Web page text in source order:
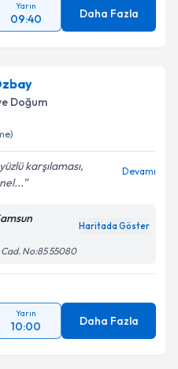
Yarın
09:40 Daha Fazla
Doğum
karşılaması,
Devamı
Haritada Göster
No:85 55080
Yarın
10:00 Daha Fazla